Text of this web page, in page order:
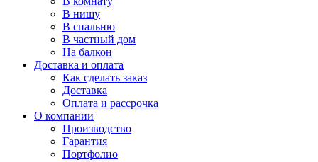
В нишу
В спальню
В частный дом
На балкон
Доставка и оплата
Как сделать заказ
Доставка
Оплата и рассрочка
О компании
Производство
Гарантия
Портфолио